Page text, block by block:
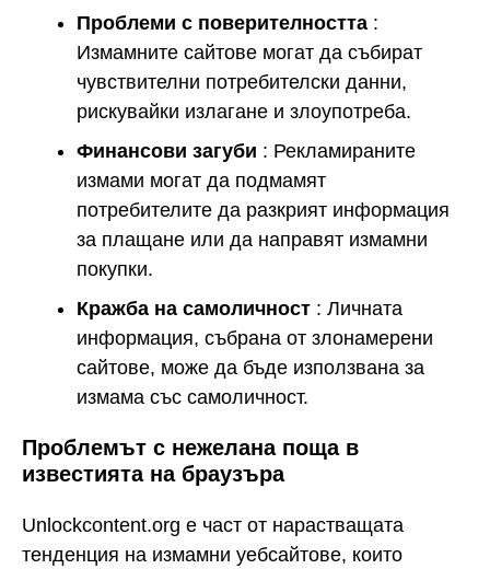
Проблеми с поверителността :
Измамните сайтове могат да събират
чувствителни потребителски данни,
рискувайки излагане и злоупотреба.
Финансови загуби : Рекламираните
измами могат да подмамят
потребителите да разкрият информация
за плащане или да направят измамни
покупки.
Кражба на самоличност : Личната
информация, събрана от злонамерени
сайтове, може да бъде използвана за
измама със самоличност.
Проблемът с нежелана поща в
известията на браузъра
Unlockcontent.org е част от нарастващата
тенденция на измамни уебсайтове, които